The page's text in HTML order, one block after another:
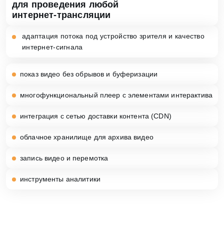
для проведения любой
интернет-трансляции
адаптация потока под устройство зрителя и качество
интернет-сигнала
показ видео безобрывов и буферизации
многофункциональный плеер с элементами интерактива
интеграция с сетью доставки контента (CDN)
облачное хранилище для архива видео
запись видео и перемотка
инструменты аналитики